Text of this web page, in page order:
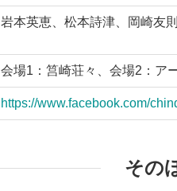
岩本英恵、松本詩津、岡崎友
会場1：筥崎荘々、会場2：ア
https://www.facebook.com/
その